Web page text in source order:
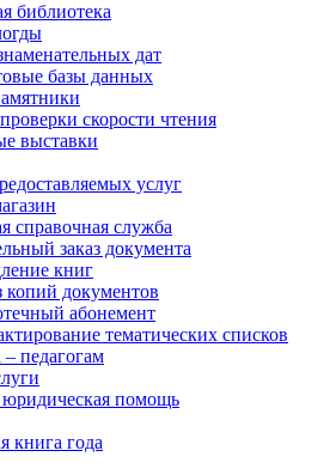
библиотека
дат
базы данных
скорости чтения
выставки
услуг
справочная служба
заказ документа
книг
копий документов
абонемент
тематических списков
педагогам
юридическая помощь
книга года